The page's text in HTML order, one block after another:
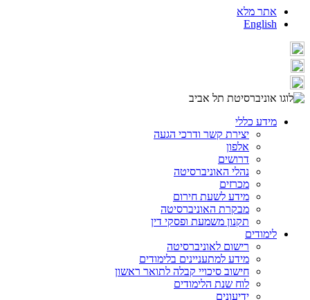
אתר מלא
English
מידע כללי
יצירת קשר ודרכי הגעה
אלפון
דרושים
נהלי האוניברסיטה
מכרזים
מידע לשעת חירום
מבקרת האוניברסיטה
תקנון משמעת ופסקי דין
לימודים
רישום לאוניברסיטה
מידע למתעניינים בלימודים
חישוב סיכויי קבלה לתואר ראשון
לוח שנת הלימודים
ידיעונים